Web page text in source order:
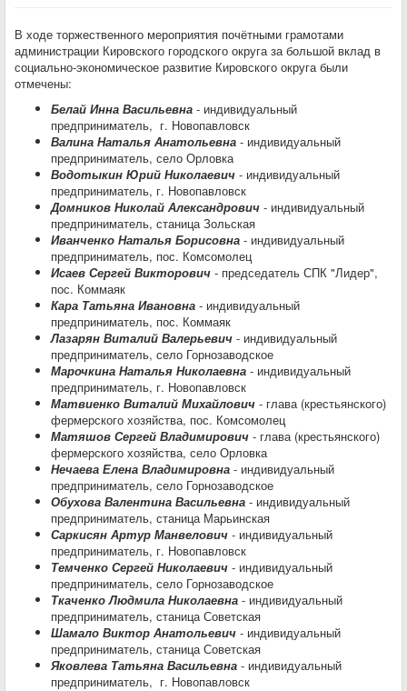
В ходе торжественного мероприятия почётными грамотами
администрации Кировского городского округа за большой вклад в
социально-экономическое развитие Кировского округа были
отмечены:
Белай Инна Васильевна - индивидуальный
предприниматель, г. Новопавловск
Валина Наталья Анатольевна - индивидуальный
предприниматель, село Орловка
Водотыкин Юрий Николаевич - индивидуальный
предприниматель, г. Новопавловск
Домников Николай Александрович - индивидуальный
предприниматель, станица Зольская
Иванченко Наталья Борисовна - индивидуальный
предприниматель, пос. Комсомолец
Исаев Сергей Викторович - председатель СПК "Лидер",
пос. Коммаяк
Кара Татьяна Ивановна - индивидуальный
предприниматель, пос. Коммаяк
Лазарян Виталий Валерьевич - индивидуальный
предприниматель, село Горнозаводское
Марочкина Наталья Николаевна - индивидуальный
предприниматель, г. Новопавловск
Матвиенко Виталий Михайлович - глава (крестьянского)
фермерского хозяйства, пос. Комсомолец
Матяшов Сергей Владимирович - глава (крестьянского)
фермерского хозяйства, село Орловка
Нечаева Елена Владимировна - индивидуальный
предприниматель, село Горнозаводское
Обухова Валентина Васильевна - индивидуальный
предприниматель, станица Марьинская
Саркисян Артур Манвелович - индивидуальный
предприниматель, г. Новопавловск
Темченко Сергей Николаевич - индивидуальный
предприниматель, село Горнозаводское
Ткаченко Людмила Николаевна - индивидуальный
предприниматель, станица Советская
Шамало Виктор Анатольевич - индивидуальный
предприниматель, станица Советская
Яковлева Татьяна Васильевна - индивидуальный
предприниматель, г. Новопавловск